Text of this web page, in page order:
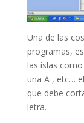
Una de las
programas,
las islas
una A , etc…
que debe
letra.